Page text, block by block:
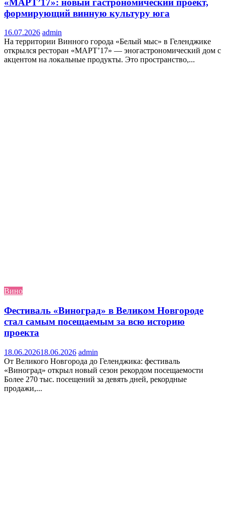
формирующий винную культуру юга
16.07.2026 admin
На территории Винного города «Белый мыс» в Геленджике
открылся ресторан «МАРТ’17» — эногастрономический дом с
акцентом на локальные продукты. Это пространство,...
Вино
Фестиваль «Виноград» в Великом Новгороде
стал самым посещаемым за всю историю
проекта
18.06.202618.06.2026 admin
От Великого Новгорода до Геленджика: фестиваль
«Виноград» открыл новый сезон рекордом посещаемости
Более 270 тыс. посещений за девять дней, рекордные
продажи,...